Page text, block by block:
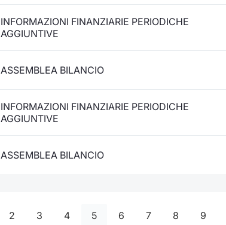
INFORMAZIONI FINANZIARIE PERIODICHE
AGGIUNTIVE
ASSEMBLEA BILANCIO
INFORMAZIONI FINANZIARIE PERIODICHE
AGGIUNTIVE
ASSEMBLEA BILANCIO
2 3 4 5 6 7 8 9